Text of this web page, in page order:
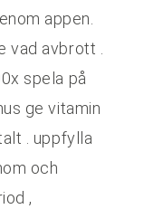
appen.
vad avbrott .
spela på
ge vitamin
. uppfylla
och
,